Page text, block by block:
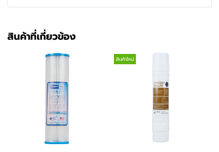
สินค้าที่เกี่ยวข้อง
สินค้าใหม่